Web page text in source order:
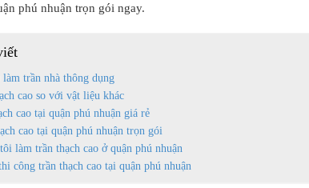
phú nhuận trọn gói ngay.
trần nhà thông dụng
cao so với vật liệu khác
cao tại quận phú nhuận giá rẻ
cao tại quận phú nhuận trọn gói
làm trần thạch cao ở quận phú nhuận
công trần thạch cao tại quận phú nhuận